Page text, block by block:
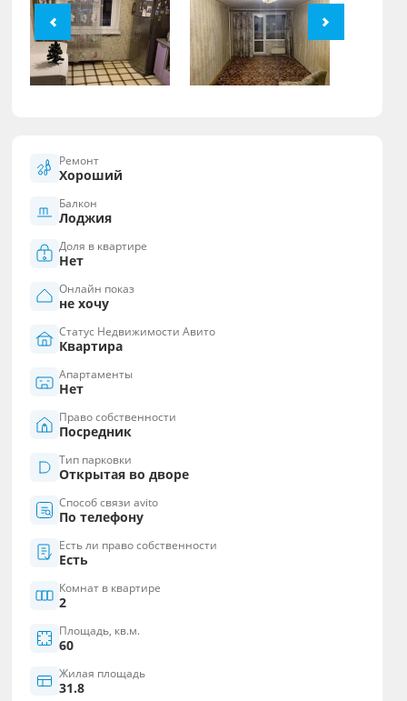
Ремонт
Хороший
Балкон
Лоджия
Доля в квартире
Нет
Онлайн показ
не хочу
Статус Недвижимости Авито
Квартира
Апартаменты
Нет
Право собственности
Посредник
Тип парковки
Открытая во дворе
Способ связи avito
По телефону
Есть ли право собственности
Есть
Комнат в квартире
2
Площадь, кв.м.
60
Жилая площадь
31.8